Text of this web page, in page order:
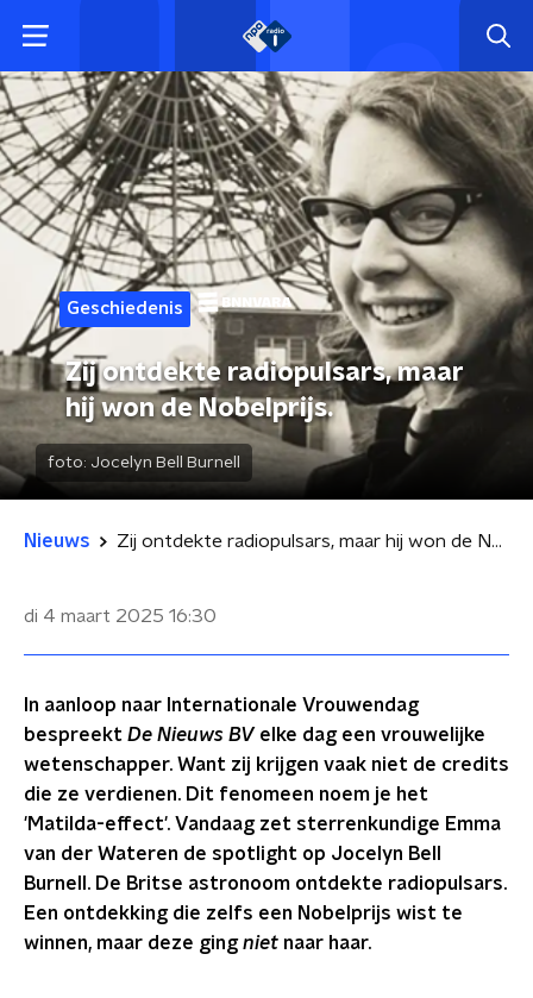
Geschiedenis
Zij ontdekte radiopulsars, maar
hij won de Nobelprijs.
foto: Jocelyn Bell Burnell
Nieuws Zij ontdekte radiopulsars, maar hij won de Nobelprijs.
di 4 maart 2025 16:30
In aanloop naar Internationale Vrouwendag
bespreekt De Nieuws BV elke dag een vrouwelijke
wetenschapper. Want zij krijgen vaak niet de credits
die ze verdienen. Dit fenomeen noem je het
'Matilda-effect'. Vandaag zet sterrenkundige Emma
van der Wateren de spotlight op Jocelyn Bell
Burnell. De Britse astronoom ontdekte radiopulsars.
Een ontdekking die zelfs een Nobelprijs wist te
winnen, maar deze gingniet naar haar.